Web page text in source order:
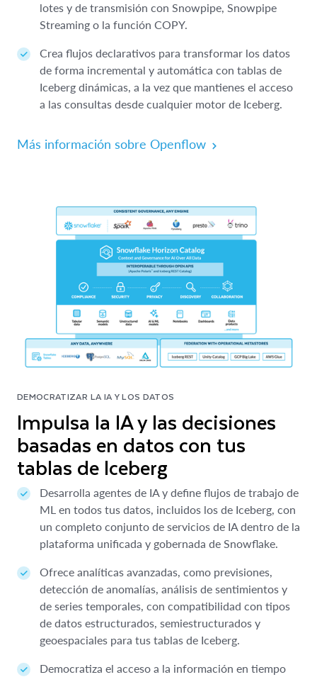
lotes y de transmisión con Snowpipe, Snowpipe
Streaming o la función COPY.
Crea flujos declarativos para transformar los datos
de forma incremental y automática con tablas de
Iceberg dinámicas, a la vez que mantienes el acceso
a las consultas desde cualquier motor de Iceberg.
Más información sobre Openflow
DEMOCRATIZAR LA IA Y LOS DATOS
Impulsa la IA y las decisiones
basadas en datos con tus
tablas de Iceberg
Desarrolla agentes de IA y define flujos de trabajo de
ML en todos tus datos, incluidos los de Iceberg, con
un completo conjunto de servicios de IA dentro de la
plataforma unificada y gobernada de Snowflake.
Ofrece analíticas avanzadas, como previsiones,
detección de anomalías, análisis de sentimientos y
de series temporales, con compatibilidad con tipos
de datos estructurados, semiestructurados y
geoespaciales para tus tablas de Iceberg.
Democratiza el acceso a la información en tiempo